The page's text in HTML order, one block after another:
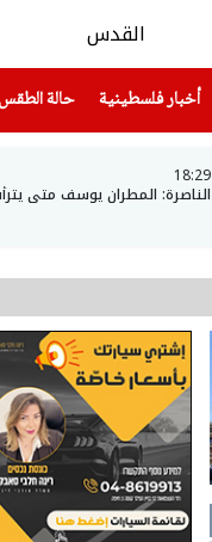
أخبار فلسطينية(current) حالة الطقس
18:29
الناصرة: المطران يوسف متى